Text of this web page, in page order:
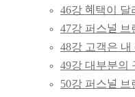
46강 혜택이
47강 퍼스널
48강 고객은 내
49강 대부분의
50강 퍼스널